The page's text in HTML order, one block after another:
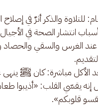
للتلاوة والذكر أثرٌ في
انتشار الصحة في
عند الغرس والسقي
الأكل مباشرة: كان ﷺ ينهى
يقسّي القلب: «أذيبوا
قلوبكم».